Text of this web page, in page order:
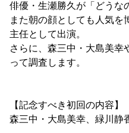
俳優・生瀬勝久が「どうな
また朝の顔としても人気を
主任として出演。
さらに、森三中・大島美幸
って調査します。
【記念すべき初回の内容】
森三中・大島美幸、緑川静